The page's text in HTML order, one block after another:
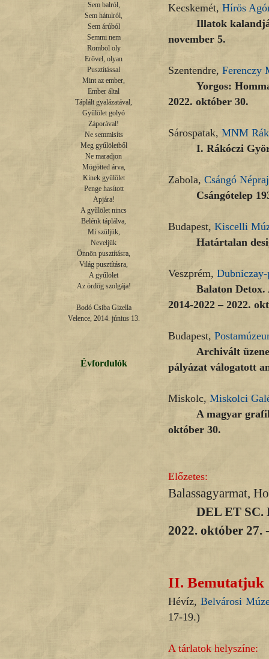
Sem balról,
Sem hátulról,
Sem árúból
Semmi nem
Rombol oly
Erővel, olyan
Pusztítással
Mint az ember,
Ember által
Táplált gyalázatával,
Gyűlölet golyó
Záporával!
Ne semmisíts
Meg gyűlöletből
Ne maradjon
Mögötted árva,
Kinek gyűlölet
Penge hasított
Apjára!
A gyűlölet nincs
Belénk táplálva,
Mi szüljük,
Neveljük
Önnön pusztításra,
Világ pusztításra,
A gyűlölet
Az ördög szolgája!
Bodó Csiba Gizella
Velence, 2014. június 13.
Évfordulók
Kecskemét, Hírös
Illatok
november 5.
Szentendre, Ferenczy
Yorgos:
2022. október 30.
Sárospatak, MNM
I. Rákóczi
Zabola, Csángó
Csángótelep
Budapest, Kiscelli
Határtalan
Veszprém,
Balaton
2014-2022 – 2022.
Budapest,
Archivált
pályázat válogatott
Miskolc, Miskolci
A magyar
október 30.
Előzetes:
Balassagyarmat,
DEL ET SC.
2022. október 27.
II. Bemutatjuk
Hévíz, Belvárosi
17-19.)
A tárlatok helyszíne: